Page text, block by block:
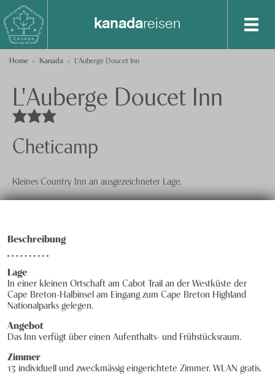
kanadareisen
Destinationen
Alberta
Québec
Spezialisten-Team
+41 41 729 14 10
Feedback
Knecht Gruppe
Impressum
Jobs
knechtreisen
Home Kanada L'Auberge Doucet Inn
L'Auberge Doucet Inn
Cheticamp
Kleines Country Inn an ausgezeichneter Lage.
Beschreibung
Lage
In einer kleinen Ortschaft am Cabot Trail an der Westküste der
Cape Breton-Halbinsel am Eingang zum Cape Breton Highland
Nationalparks gelegen.
Angebot
Das Inn verfügt über einen Aufenthalts- und Frühstücksraum.
Zimmer
13 individuell und zweckmässig eingerichtete Zimmer. WLAN gratis.